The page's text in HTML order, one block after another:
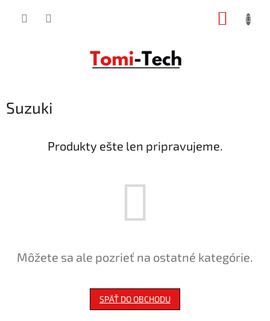
Suzuki
Produkty ešte len pripravujeme.
Môžete sa ale pozrieť na ostatné kategórie.
SPÄŤ DO OBCHODU